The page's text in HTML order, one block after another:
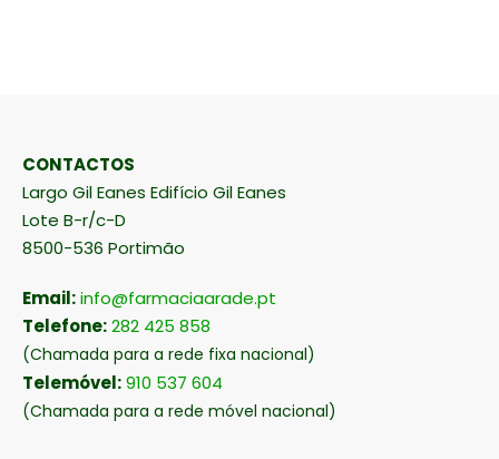
CONTACTOS
Largo Gil Eanes Edifício Gil Eanes
Lote B-r/c-D
8500-536 Portimão
Email:info@farmaciaarade.pt
Telefone:282 425 858
(Chamada para a rede fixa nacional)
Telemóvel:910 537 604
(Chamada para a rede móvel nacional)